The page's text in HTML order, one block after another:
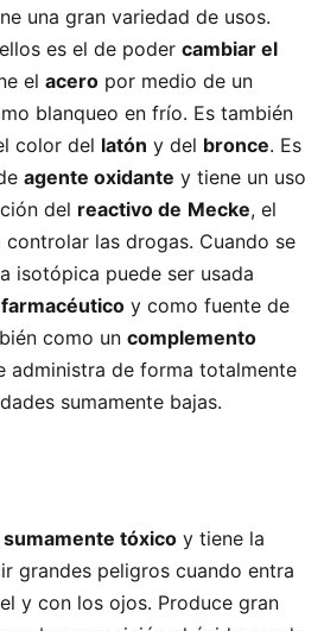
una gran variedad de usos.
es el de poder cambiar el
el acero por medio de un
blanqueo en frío. Es también
color del latón y del bronce. Es
agente oxidante y tiene un uso
del reactivo de Mecke, el
las drogas. Cuando se
isotópica puede ser usada
y como fuente de
como un complemento
administra de forma totalmente
sumamente bajas.
sumamente tóxico y tiene la
grandes peligros cuando entra
y con los ojos. Produce gran